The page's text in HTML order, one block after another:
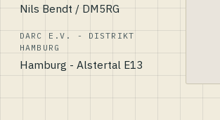
Nils Bendt / DM5RG
DARC E.V. - DISTRIKT
HAMBURG
Hamburg - Alstertal E13